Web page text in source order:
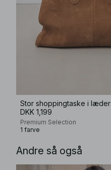
Stor shoppingtaske i læder
DKK 1,199
Premium Selection
1 farve
Andre så også